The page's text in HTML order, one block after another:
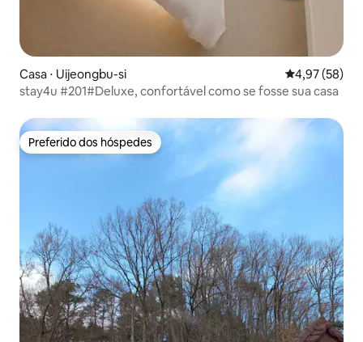
Casa ⋅ Uijeongbu-si 4,97 de uma
4,97 (58)
stay4u #201#Deluxe, confortável como se fosse sua casa
Preferido dos hóspedes
Preferido dos hóspedes